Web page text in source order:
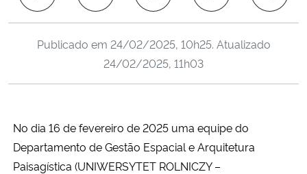
Ministério da Ciência, Tecnologia, Inovações e Comunicações
Ministério do Meio Ambiente
Publicado em 24/02/2025, 10h25. Atualizado
24/02/2025, 11h03
No dia 16 de fevereiro de 2025 uma equipe do
Departamento de Gestão Espacial e Arquitetura
Paisagística (UNIWERSYTET ROLNICZY –